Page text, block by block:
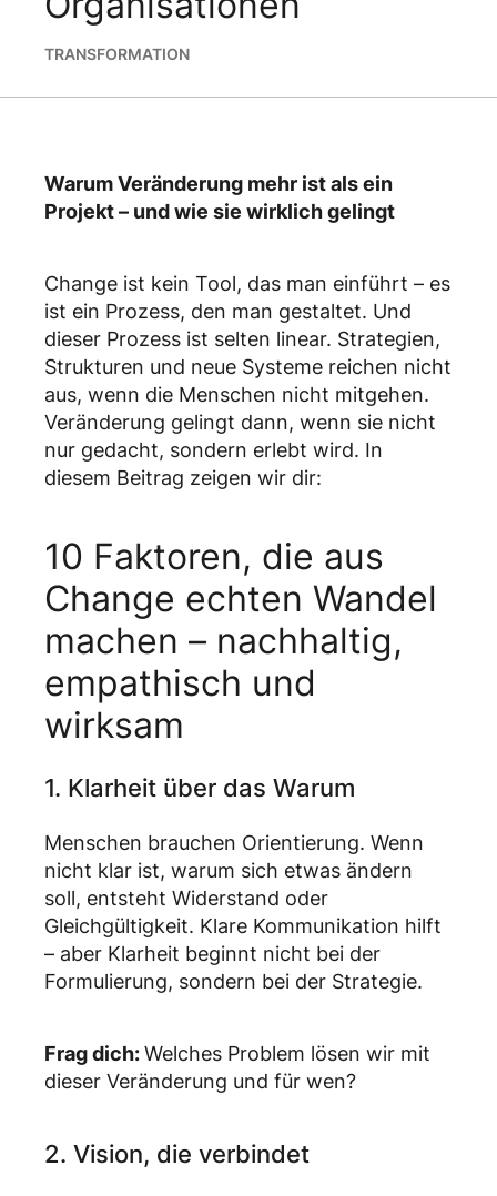
TRANSFORMATION
Warum Veränderung mehr ist als ein
Projekt – und wie sie wirklich gelingt
Change ist kein Tool, das man einführt – es
ist ein Prozess, den man gestaltet. Und
dieser Prozess ist selten linear. Strategien,
Strukturen und neue Systeme reichen nicht
aus, wenn die Menschen nicht mitgehen.
Veränderung gelingt dann, wenn sie nicht
nur gedacht, sondern erlebt wird. In
diesem Beitrag zeigen wir dir:
10 Faktoren, die aus
Change echten Wandel
machen – nachhaltig,
empathisch und
wirksam
1. Klarheit über das Warum
Menschen brauchen Orientierung. Wenn
nicht klar ist, warum sich etwas ändern
soll, entsteht Widerstand oder
Gleichgültigkeit. Klare Kommunikation hilft
– aber Klarheit beginnt nicht bei der
Formulierung, sondern bei der Strategie.
Frag dich:Welches Problem lösen wir mit
dieser Veränderung und für wen?
2. Vision, die verbindet